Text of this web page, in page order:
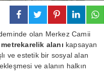
olan Merkez Camii
alanı kapsayan
ve estetik bir sosyal alan
ve alanın halkın